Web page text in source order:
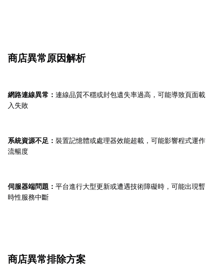
商店異常原因解析
網路連線異常： 連線品質不穩或封包遺失率過高，可能導致頁面載
入失敗
系統資源不足： 裝置記憶體或處理器效能超載，可能影響程式運作
流暢度
伺服器端問題： 平台進行大型更新或遭遇技術障礙時，可能出現暫
時性服務中斷
商店異常排除方案